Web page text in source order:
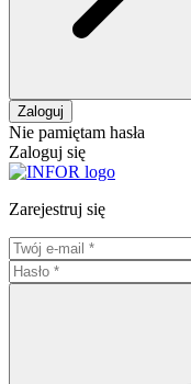
Zaloguj
Nie pamiętam hasła
Zaloguj się
Zarejestruj się